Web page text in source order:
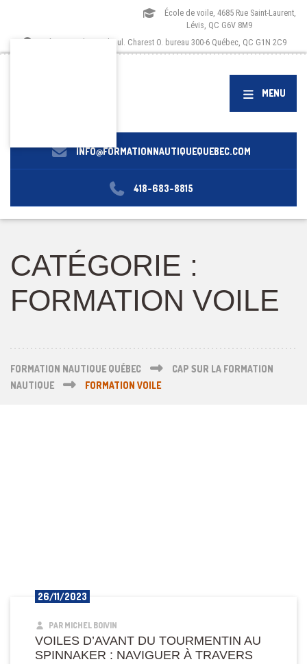
École de voile, 4685 Rue Saint-Laurent,
Lévis, QC G6V 8M9
Siège social, 1173 boul. Charest O. bureau 300-6 Québec, QC G1N 2C9
MENU
INFO@FORMATIONNAUTIQUEQUEBEC.COM
418-683-8815
CATÉGORIE :
FORMATION VOILE
FORMATION NAUTIQUE QUÉBEC
CAP SUR LA FORMATION
NAUTIQUE
FORMATION VOILE
26/11/2023
PAR MICHEL BOIVIN
VOILES D’AVANT DU TOURMENTIN AU
SPINNAKER : NAVIGUER À TRAVERS